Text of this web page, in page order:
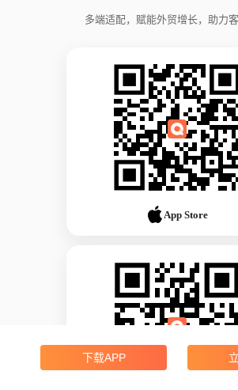
多端适配，赋能外贸增长，助力
App Store
下载APP